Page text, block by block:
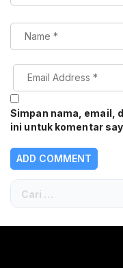
Simpan nama, email,
ini untuk komentar
Cari
untuk: